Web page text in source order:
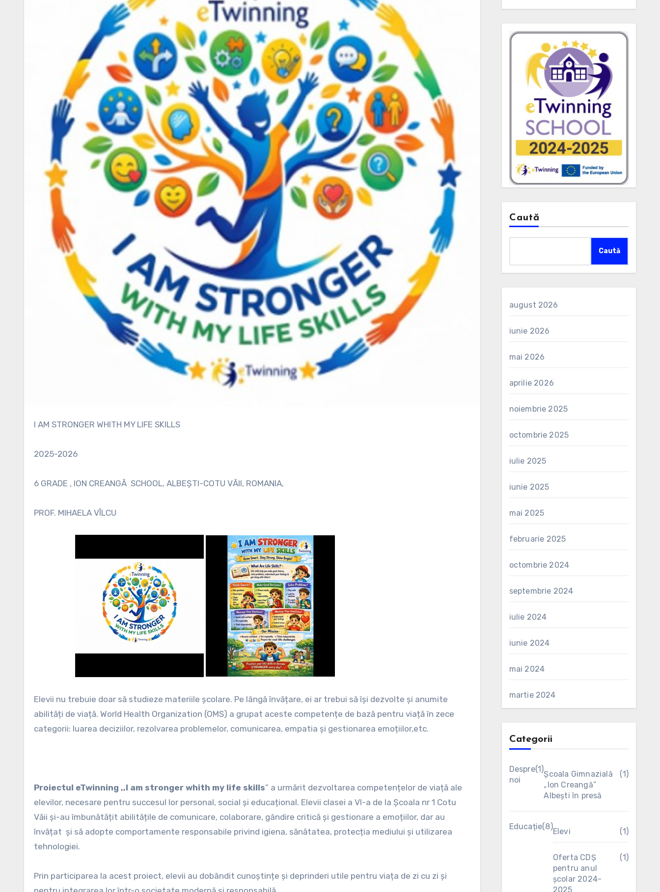
I AM STRONGER WHITH MY LIFE SKILLS
2025-2026
6 GRADE , ION CREANGĂ SCHOOL, ALBEȘTI-COTU VĂII, ROMANIA,
PROF. MIHAELA VÎLCU
Elevii nu trebuie doar să studieze materiile școlare. Pe lângă învățare, ei ar trebui să își dezvolte și anumite
abilități de viață. World Health Organization (OMS) a grupat aceste competențe de bază pentru viață în zece
categorii: luarea deciziilor, rezolvarea problemelor, comunicarea, empatia și gestionarea emoțiilor,etc.
Proiectul eTwinning ,,I am stronger whith my life skills” a urmărit dezvoltarea competențelor de viață ale
elevilor, necesare pentru succesul lor personal, social și educațional. Elevii clasei a VI-a de la Școala nr 1 Cotu
Văii și-au îmbunătățit abilitățile de comunicare, colaborare, gândire critică și gestionare a emoțiilor, dar au
învățat și să adopte comportamente responsabile privind igiena, sănătatea, protecția mediului și utilizarea
tehnologiei.
Prin participarea la acest proiect, elevii au dobândit cunoștințe și deprinderi utile pentru viața de zi cu zi și
Caută
Caută
august 2026
iunie 2026
mai 2026
aprilie 2026
noiembrie 2025
octombrie 2025
iulie 2025
iunie 2025
mai 2025
februarie 2025
octombrie 2024
septembrie 2024
iulie 2024
iunie 2024
mai 2024
martie 2024
Categorii
Despre
noi
(1)
Școala Gimnazială
„Ion Creangă”
Albești în presă
(1)
Educație(8)
Elevi (1)
Oferta CDȘ
pentru anul
școlar 2024-
2025
(1)